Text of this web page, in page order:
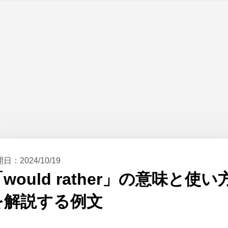
日： 2024/10/19
would rather」の意味と使い
解説する例文